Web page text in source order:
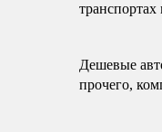
транспортах
Дешевые
прочего,